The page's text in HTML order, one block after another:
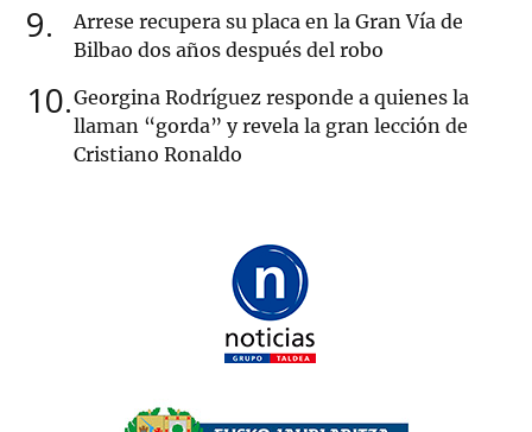
9
Arrese recupera su placa en la Gran Vía de
Bilbao dos años después del robo
10 Georgina Rodríguez responde a quienes la
llaman “gorda” y revela la gran lección de
Cristiano Ronaldo